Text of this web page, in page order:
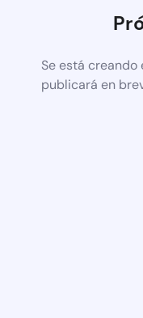
Se está creando
publicará en